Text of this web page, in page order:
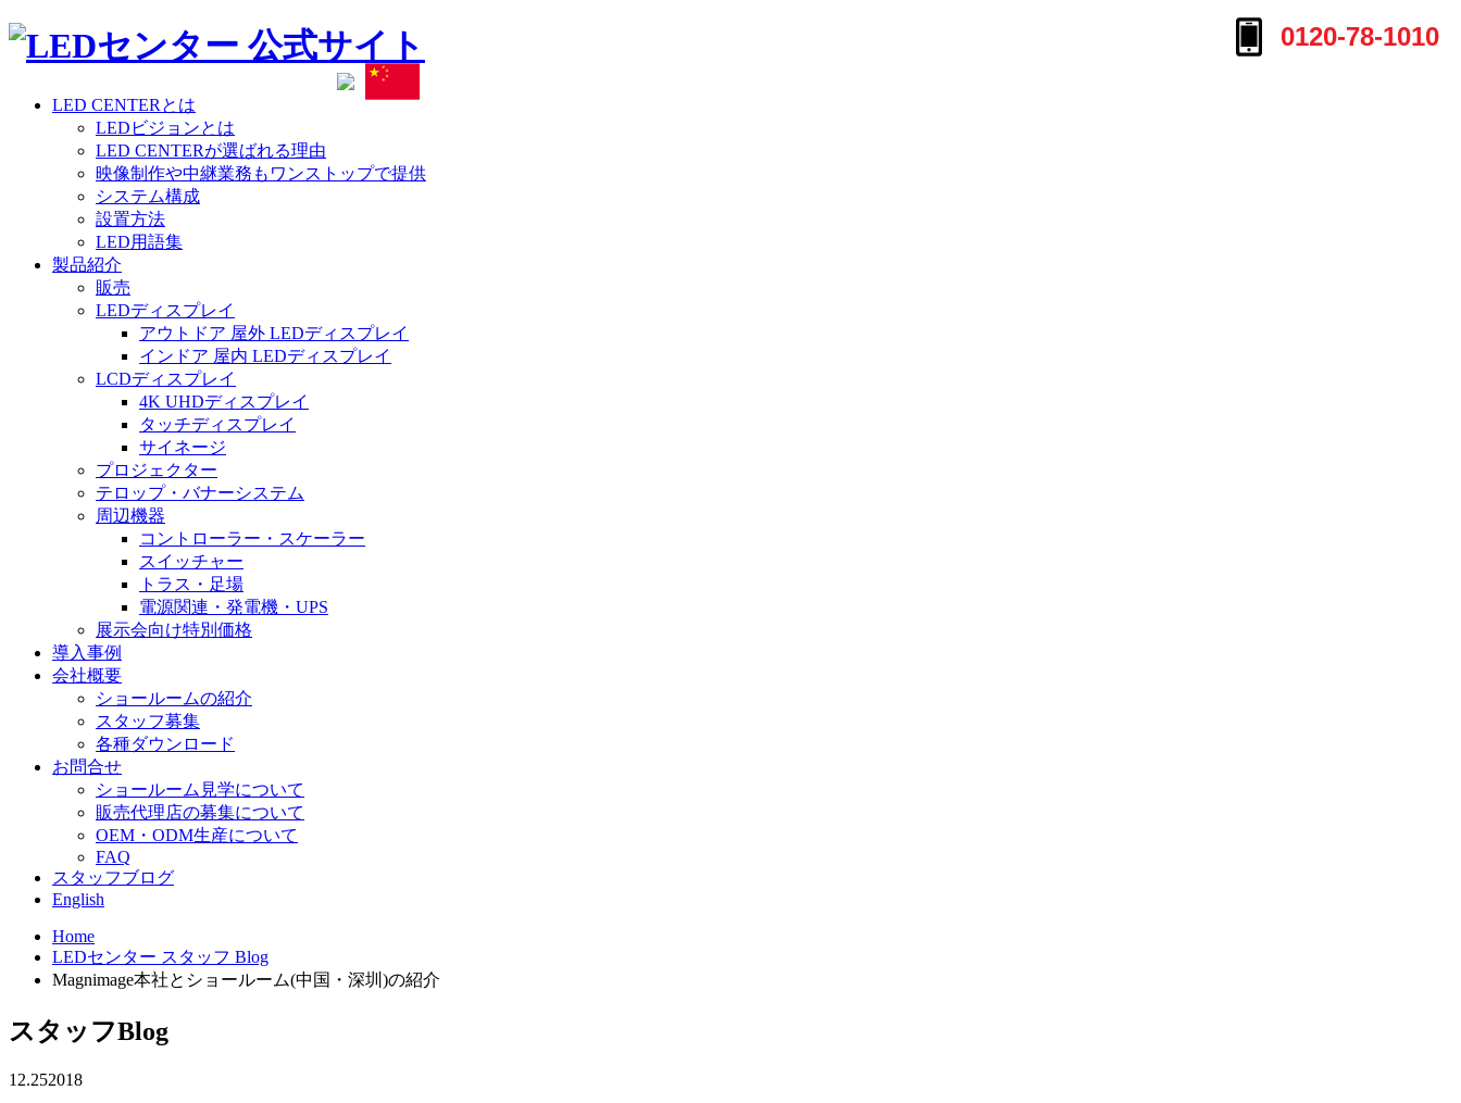
0120-78-1010
LED CENTERとは
LEDビジョンとは
LED CENTERが選ばれる理由
映像制作や中継業務もワンストップで提供
システム構成
設置方法
LED用語集
製品紹介
販売
LEDディスプレイ
アウトドア 屋外 LEDディスプレイ
インドア 屋内 LEDディスプレイ
LCDディスプレイ
4K UHDディスプレイ
タッチディスプレイ
サイネージ
プロジェクター
テロップ・バナーシステム
周辺機器
コントローラー・スケーラー
スイッチャー
トラス・足場
電源関連・発電機・UPS
展示会向け特別価格
導入事例
会社概要
ショールームの紹介
スタッフ募集
各種ダウンロード
お問合せ
ショールーム見学について
販売代理店の募集について
OEM・ODM生産について
FAQ
スタッフブログ
English
Home
LEDセンター スタッフ Blog
Magnimage本社とショールーム(中国・深圳)の紹介
スタッフBlog
12.252018